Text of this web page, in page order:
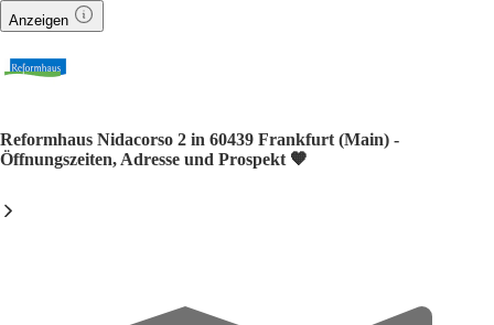
Anzeigen
Reformhaus Nidacorso 2 in 60439 Frankfurt (Main) -
Öffnungszeiten, Adresse und Prospekt 🧡